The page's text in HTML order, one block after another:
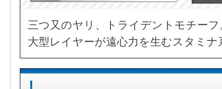
三つ又のヤリ、トライデントモチー
大型レイヤーが遠心力を生むスタミナ